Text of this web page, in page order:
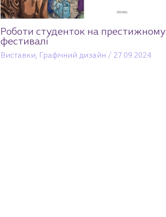
Роботи студенток на престижному
фестивалі
Виставки Графічний дизайн / 27.09.2024